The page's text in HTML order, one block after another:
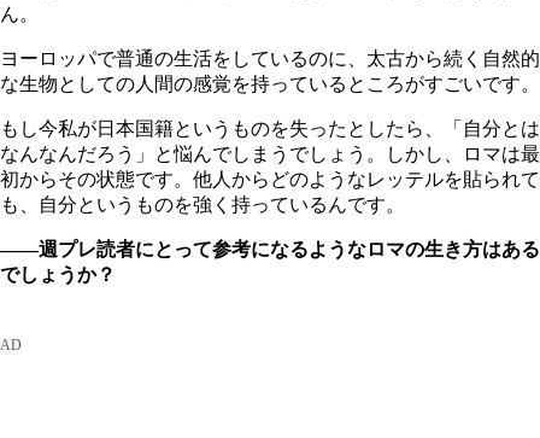
ん。
ヨーロッパで普通の生活をしているのに、太古から続く自然的
な生物としての人間の感覚を持っているところがすごいです。
もし今私が日本国籍というものを失ったとしたら、「自分とは
なんなんだろう」と悩んでしまうでしょう。しかし、ロマは最
初からその状態です。他人からどのようなレッテルを貼られて
も、自分というものを強く持っているんです。
――週プレ読者にとって参考になるようなロマの生き方はある
でしょうか？